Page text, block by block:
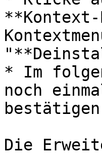
**Kontext-
* Im
noch
bestätigen
Die